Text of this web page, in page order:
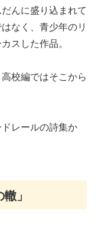
んに盛り込まれて
なく、青少年のリ
スした作品。
校編ではそこから
レールの詩集か
」